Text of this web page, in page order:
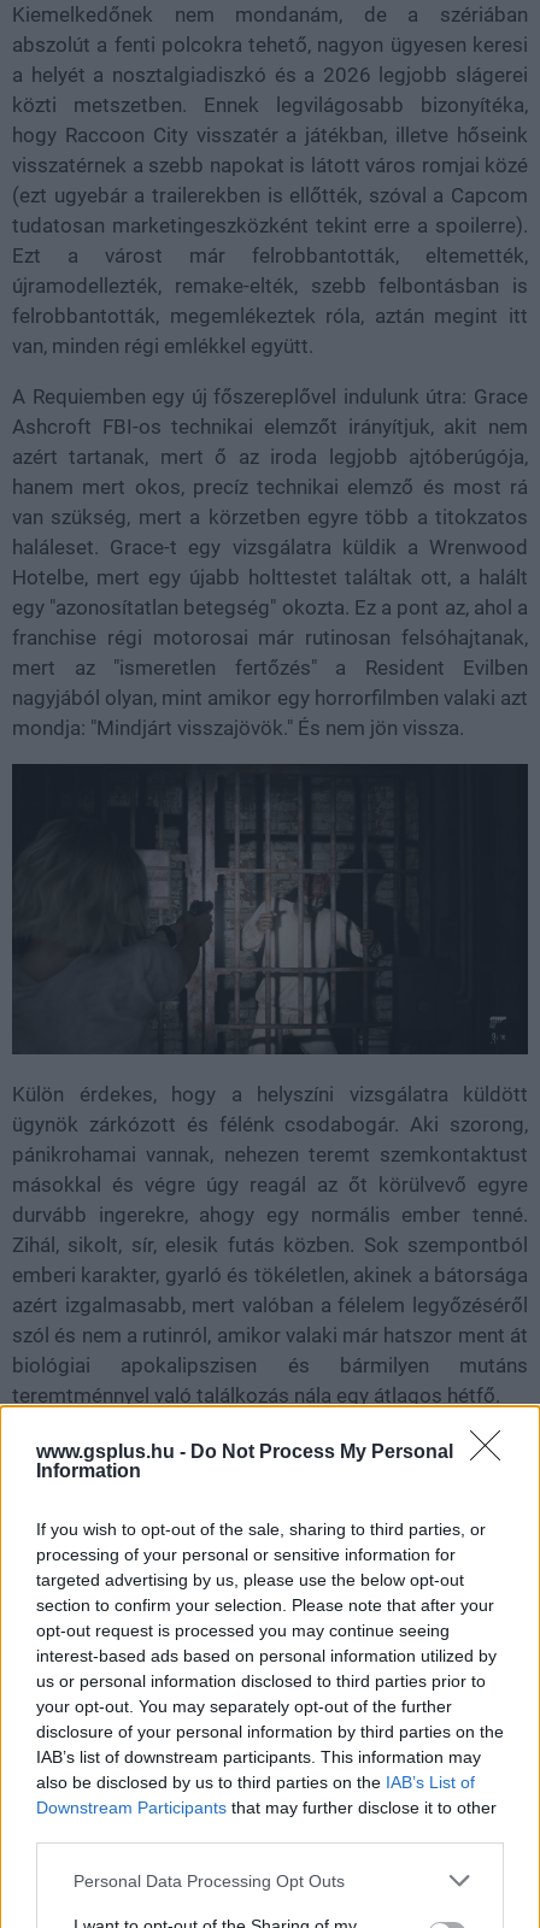
www.gsplus.hu - Do Not Process My Personal
Information
If you wish to opt-out of the sale, sharing to third parties, or
processing of your personal or sensitive information for
targeted advertising by us, please use the below opt-out
section to confirm your selection. Please note that after your
opt-out request is processed you may continue seeing
interest-based ads based on personal information utilized by
us or personal information disclosed to third parties prior to
your opt-out. You may separately opt-out of the further
disclosure of your personal information by third parties on the
IAB’s list of downstream participants. This information may
also be disclosed by us to third parties on the IAB’s List of
Downstream Participants that may further disclose it to other
Please note that this website/app uses one or more Google
Personal Data Processing Opt Outs
Kiemelkedőnek nem mondanám, de a szériában
abszolút a fenti polcokra tehető, nagyon ügyesen keresi
a helyét a nosztalgiadiszkó és a 2026 legjobb slágerei
közti metszetben. Ennek legvilágosabb bizonyítéka,
hogy Raccoon City visszatér a játékban, illetve hőseink
visszatérnek a szebb napokat is látott város romjai közé
(ezt ugyebár a trailerekben is ellőtték, szóval a Capcom
tudatosan marketingeszközként tekint erre a spoilerre).
Ezt a várost már felrobbantották, eltemették,
újramodellezték, remake-elték, szebb felbontásban is
felrobbantották, megemlékeztek róla, aztán megint itt
van, minden régi emlékkel együtt.
A Requiemben egy új főszereplővel indulunk útra: Grace
Ashcroft FBI-os technikai elemzőt irányítjuk, akit nem
azért tartanak, mert ő az iroda legjobb ajtóberúgója,
hanem mert okos, precíz technikai elemző és most rá
van szükség, mert a körzetben egyre több a titokzatos
haláleset. Grace-t egy vizsgálatra küldik a Wrenwood
Hotelbe, mert egy újabb holttestet találtak ott, a halált
egy "azonosítatlan betegség" okozta. Ez a pont az, ahol a
franchise régi motorosai már rutinosan felsóhajtanak,
mert az "ismeretlen fertőzés" a Resident Evilben
nagyjából olyan, mint amikor egy horrorfilmben valaki azt
mondja: "Mindjárt visszajövök." És nem jön vissza.
Külön érdekes, hogy a helyszíni vizsgálatra küldött
ügynök zárkózott és félénk csodabogár. Aki szorong,
pánikrohamai vannak, nehezen teremt szemkontaktust
másokkal és végre úgy reagál az őt körülvevő egyre
durvább ingerekre, ahogy egy normális ember tenné.
Zihál, sikolt, sír, elesik futás közben. Sok szempontból
emberi karakter, gyarló és tökéletlen, akinek a bátorsága
azért izgalmasabb, mert valóban a félelem legyőzéséről
szól és nem a rutinról, amikor valaki már hatszor ment át
biológiai apokalipszisen és bármilyen mutáns
teremtménnyel való találkozás nála egy átlagos hétfő.
Igen, pont ilyen a játék másik fő karaktere, az
előzetesekből már látott Leon S. Kennedy, aki az
Division of Security Operations(DSO) ügynökeként.
Gyakorlatilag vele a Resident Evil 4 játékmenetét kapjuk
vissza, szinte minden elem ismerős lesz majd onnan.